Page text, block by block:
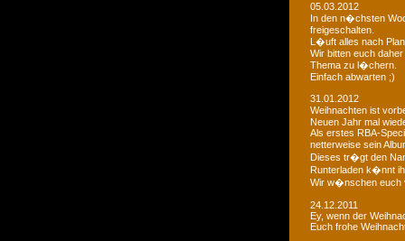
05.03.2012
In den n�chsten
freigeschalten.
L�uft alles nach
Wir bitten euch
Thema zu l�chern.
Einfach abwarten ;)
31.01.2012
Weihnachten ist
Neuen Jahr mal
Als erstes RBA-
netterweise sein
Dieses tr�gt den
Runterladen k�nnt
Wir w�nschen
24.12.2011
Ey, wenn der
Euch frohe